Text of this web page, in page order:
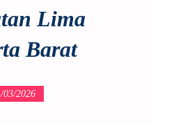
Lima
Barat
03/2026